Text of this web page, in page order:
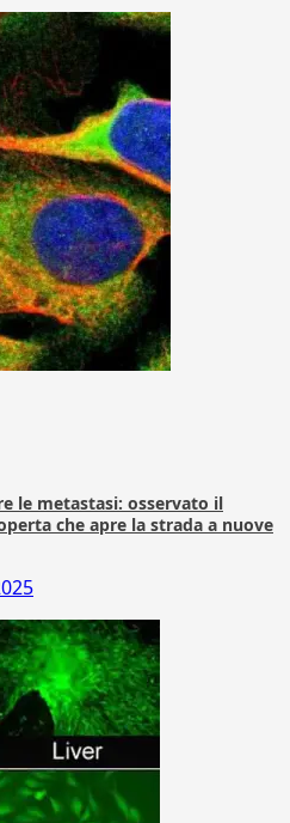
le metastasi: osservato il
che apre la strada a nuove